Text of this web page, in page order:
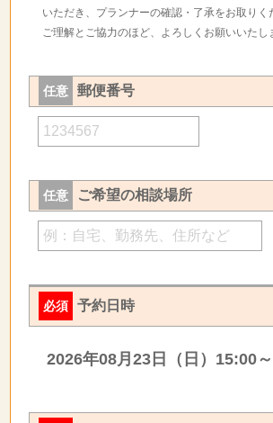
いただき、プランナーの確認・了承をお取りく
ご理解とご協力のほど、よろしくお願いいたし
任意 郵便番号
任意 ご希望の相談場所
必須 予約日時
2026年08月23日（日）15:00～